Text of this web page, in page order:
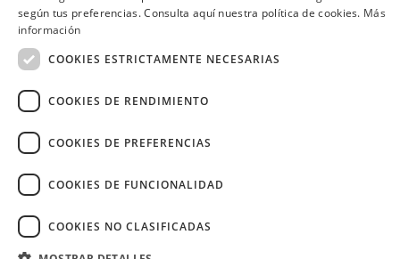
¿Necesitas ayuda? (02) 298 1300
Derechos reservados.
según tus preferencias. Consulta aquí nuestra política de cookies. Más
información
COOKIES ESTRICTAMENTE NECESARIAS
COOKIES DE RENDIMIENTO
COOKIES DE PREFERENCIAS
COOKIES DE FUNCIONALIDAD
COOKIES NO CLASIFICADAS